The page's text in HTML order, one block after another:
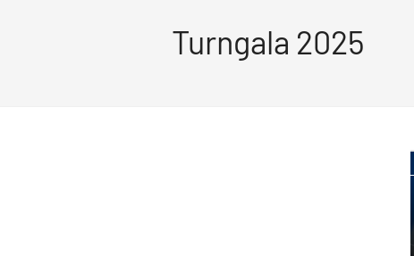
Turngala 2025